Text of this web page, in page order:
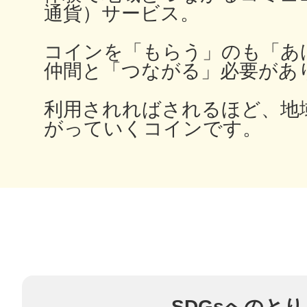
通貨）サービス。
コインを「もらう」のも「
仲間と「つながる」必要があ
利用されればされるほど、地
がっていくコインです。
多度津